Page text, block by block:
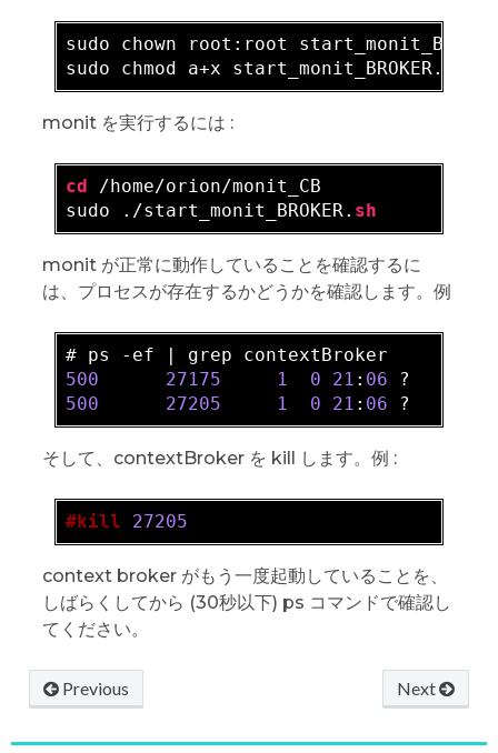
sudo chown root:root start_monit_BROKER
sudo chmod a+x start_monit_BROKER.sh
monit を実行するには :
cd /home/orion/monit_CB
sudo ./start_monit_BROKER. sh
monit が正常に動作していることを確認するに
は、プロセスが存在するかどうかを確認します。例
500
27175 1 0 21 : 06 ?
500
27205 1 0 21 : 06 ?
そして、contextBroker を kill します。例 :
#kill 27205
context broker がもう一度起動していることを、
しばらくしてから (30秒以下) ps コマンドで確認し
てください。
Next
Previous